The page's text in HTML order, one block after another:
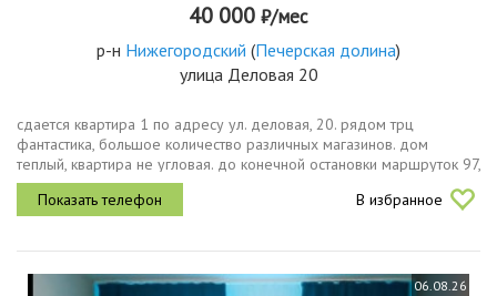
40 000 ₽/мес
р-н Нижегородский (Печерская долина)
улица Деловая 20
сдается квартира 1 по адресу ул. деловая, 20. рядом трц
фантастика, большое количество различных магазинов. дом
теплый, квартира не угловая. до конечной остановки маршруток 97,
5, 173, автобуса 20 меньше минуты, также в шаговой
доступности...
В избранное
06.08.26